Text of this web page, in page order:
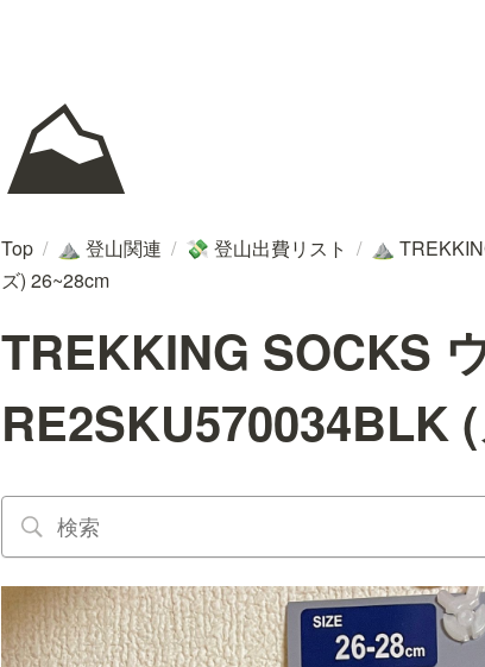
⛰️
Top / ⛰️ 登山関連 / 💸 登山出費リスト / ⛰️
ズ) 26~28cm
TREKKING SOCKS
RE2SKU570034BLK